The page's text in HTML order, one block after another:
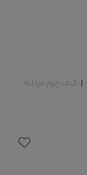
کیف چرم مردانه